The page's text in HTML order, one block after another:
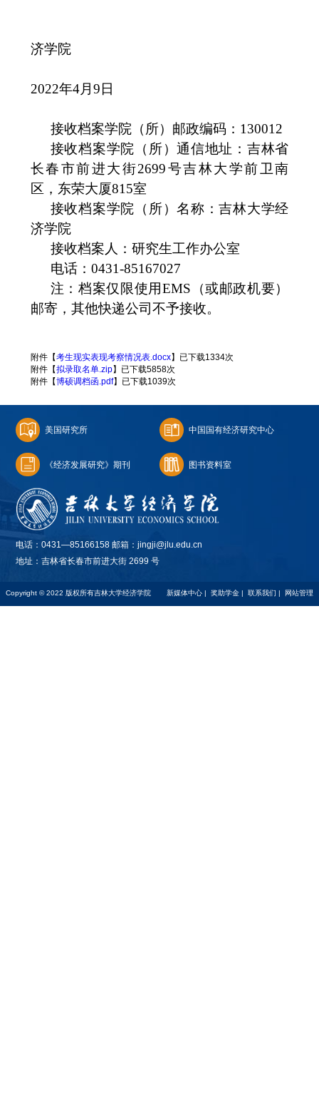
济学院
2022年4月9日
接收档案学院（所）邮政编码： 130012
接收档案学院（所）通信地址：吉林省
长春市前进大街2699号吉林大学前卫南
区，东荣大厦815室
接收档案学院（所）名称：吉林大学经
济学院
接收档案人：研究生工作办公室
电话： 0431-85167027
注：档案仅限使用EMS（或邮政机要）
邮寄，其他快递公司不予接收。
附件【考生现实表现考察情况表.docx】已下载1334次
附件【拟录取名单.zip】已下载5858次
附件【博硕调档函.pdf】已下载1039次
美国研究所 中国国有经济研究中心
《经济发展研究》期刊 图书资料室
电话：0431—85166158 邮箱：jingji@jlu.edu.cn
地址：吉林省长春市前进大街 2699 号
Copyright © 2022 版权所有吉林大学经济学院 新媒体中心 | 奖助学金 | 联系我们 | 网站管理